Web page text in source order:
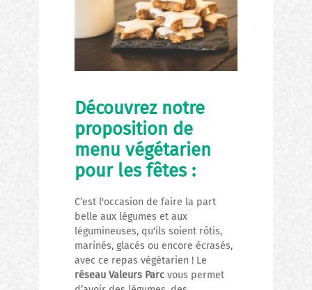
Découvrez notre
proposition de
menu végétarien
pour les fêtes :
C’est l'occasion de faire la part
belle aux légumes et aux
légumineuses, qu'ils soient rôtis,
marinés, glacés ou encore écrasés,
avec ce repas végétarien ! Le
réseau Valeurs Parcvous permet